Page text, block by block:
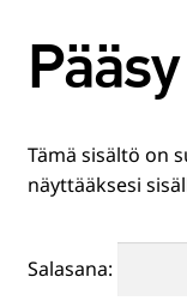
SUMMER SCHOOL
HENKILÖSTÖLLE
MUUT TUOTTEET
Tämä sisältö on
näyttääksesi
Salasana: